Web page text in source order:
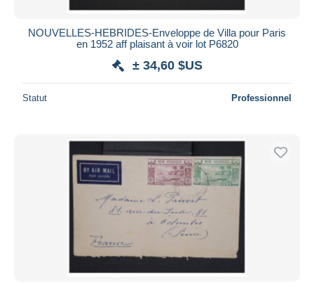
NOUVELLES-HEBRIDES-Enveloppe de Villa pour Paris
en 1952 aff plaisant à voir lot P6820
± 34,60 $US
Statut Professionnel